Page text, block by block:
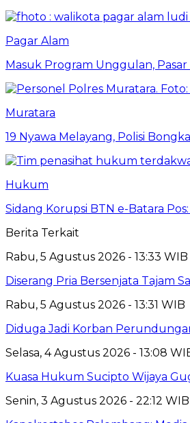
Pagar Alam
Masuk Program Unggulan,
Muratara
19 Nyawa Melayang, Polisi
Hukum
Sidang Korupsi BTN e-Batara
Berita Terkait
Rabu, 5 Agustus 2026 - 13:33 WIB
Diserang Pria Bersenjata Tajam
Rabu, 5 Agustus 2026 - 13:31 WIB
Diduga Jadi Korban
Selasa, 4 Agustus 2026 - 13:08
Kuasa Hukum Sucipto Wijaya
Senin, 3 Agustus 2026 - 22:12 WIB